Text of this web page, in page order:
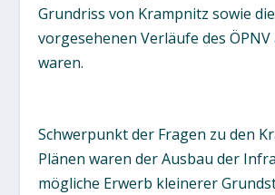
Grundriss von Krampnitz sowie die
vorgesehenen Verläufe des
waren.
Schwerpunkt der Fragen zu den
Plänen waren der Ausbau der
mögliche Erwerb kleinerer